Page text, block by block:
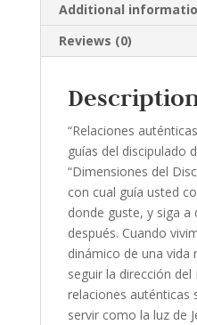
Dios
hacia
Dimensiones
Discipulado
(Volume
(Spanish
Edition)
quantity
Additional
Reviews (0)
“Relaciones
guías del discipulado
“Dimensiones del
con cual guía usted
donde guste, y siga
después. Cuando
dinámico de una vida
seguir la dirección del
relaciones auténticas
servir como la luz de